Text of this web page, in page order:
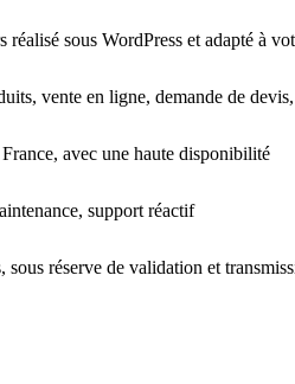
sous WordPress et adapté à
vente en ligne, demande de
avec une haute disponibilité
support réactif
réserve de validation et